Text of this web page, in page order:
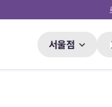
서울점